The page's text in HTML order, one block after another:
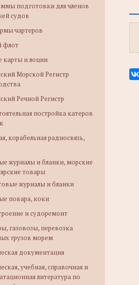
подготовки для членов
судов
чартеров
флот
карты и лоции
Морской Регистр
Речной Регистр
постройка катеров
корабельная радиосвязь,
журналы и бланки, морские
товары
журналы и бланки
повара, коки
и судоремонт
газовозы, перевозка
грузов морем
документация
учебная, справочная и
литература по